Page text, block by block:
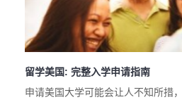
留学美国: 完整入学申请指南
申请美国大学可能会让人不知所措